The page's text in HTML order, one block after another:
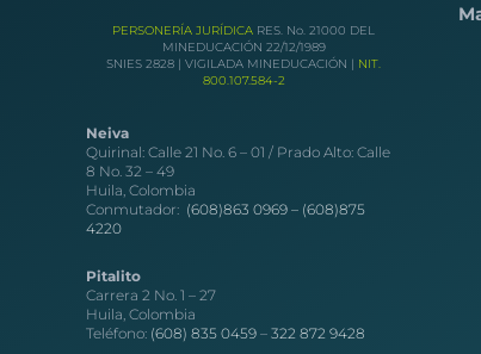
PERSONERÍA JURÍDICA RES. No. 21000 DEL
MINEDUCACIÓN 22/12/1989
SNIES 2828 | VIGILADA MINEDUCACIÓN | NIT.
800.107.584-2
Neiva
Quirinal: Calle 21 No. 6 – 01 / Prado Alto: Calle
8 No. 32 – 49
Huila, Colombia
Conmutador: (608)863 0969 – (608)875
4220
Pitalito
Carrera 2 No. 1 – 27
Huila, Colombia
Teléfono: (608) 835 0459 – 322 872 9428